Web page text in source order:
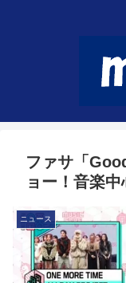
ファサ「
ョー！音楽中
ニュース